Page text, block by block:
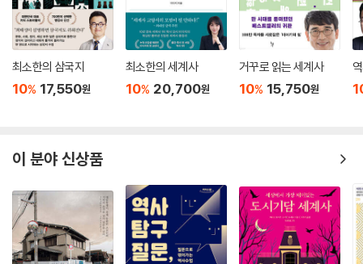
최소한의 삼국지
10% 17,550원
최소한의 세계사
10% 20,700원
거꾸로 읽는 세계사
10% 15,750원
이 분야 신상품